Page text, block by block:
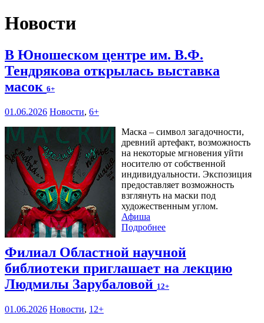
Новости
В Юношеском центре им. В.Ф.
Тендрякова открылась выставка
масок 6+
01.06.2026 Новости, 6+
Маска – символ загадочности,
древний артефакт, возможность
на некоторые мгновения уйти
носителю от собственной
индивидуальности. Экспозиция
предоставляет возможность
взглянуть на маски под
художественным углом.
Афиша
Подробнее
Филиал Областной научной
библиотеки приглашает на лекцию
Людмилы Зарубаловой 12+
01.06.2026 Новости, 12+